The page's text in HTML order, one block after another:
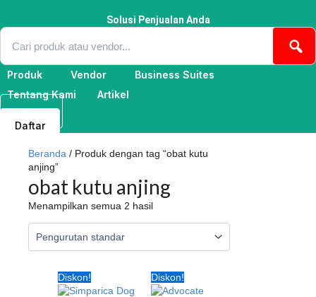
konten
Solusi Penjualan Anda
Produk Vendor
Business Suites
Tentang Kami
Artikel
Masuk
Daftar
Beranda / Produk dengan tag “obat kutu
anjing”
obat kutu anjing
Menampilkan semua 2 hasil
Diskon!
Harga
aslinya
saat
Diskon!
Harga
aslinya
saat